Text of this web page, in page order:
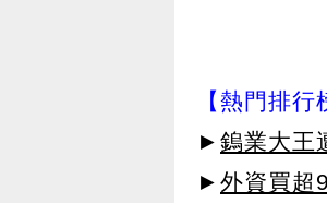
【熱門排行
► 鎢業大王
► 外資買超